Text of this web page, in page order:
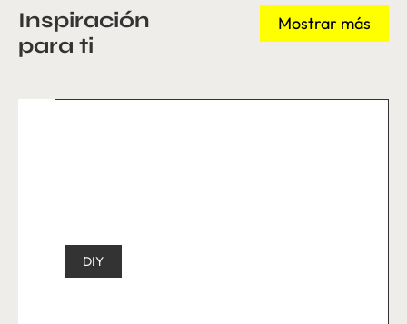
Inspiración
para ti
Mostrar más
DIY